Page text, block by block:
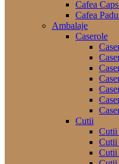
Cafea
Cafea
Ambalaje
Caserole
Cutii
Cutii
Cutii
Cutii